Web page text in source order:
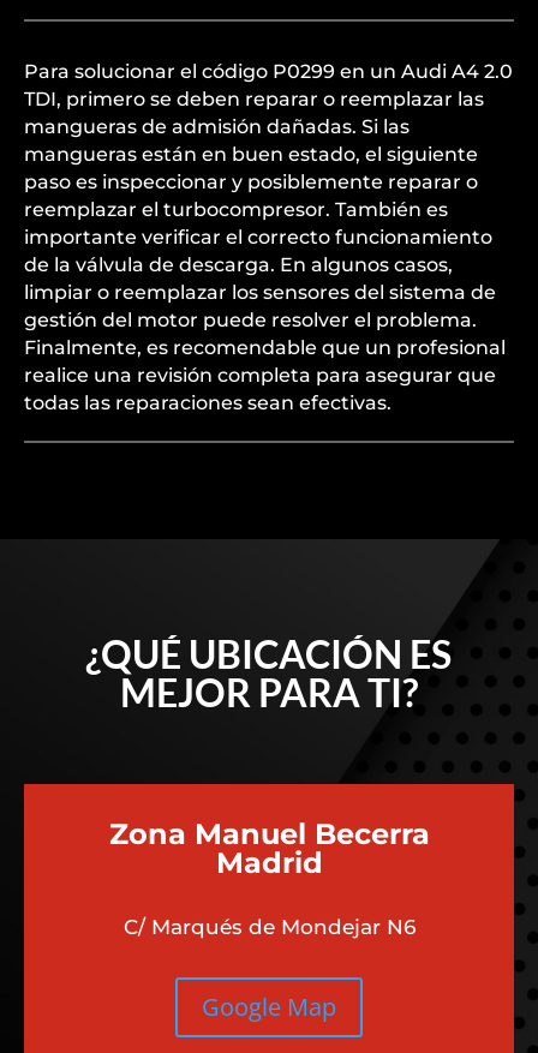
Para solucionar el código P0299 en un Audi A4 2.0
TDI, primero se deben reparar o reemplazar las
mangueras de admisión dañadas. Si las
mangueras están en buen estado, el siguiente
paso es inspeccionar y posiblemente reparar o
reemplazar el turbocompresor. También es
importante verificar el correcto funcionamiento
de la válvula de descarga. En algunos casos,
limpiar o reemplazar los sensores del sistema de
gestión del motor puede resolver el problema.
Finalmente, es recomendable que un profesional
realice una revisión completa para asegurar que
todas las reparaciones sean efectivas.
¿QUÉ UBICACIÓN ES
MEJOR PARA TI?
Zona Manuel Becerra
Madrid
C/ Marqués de Mondejar N6
Google Map